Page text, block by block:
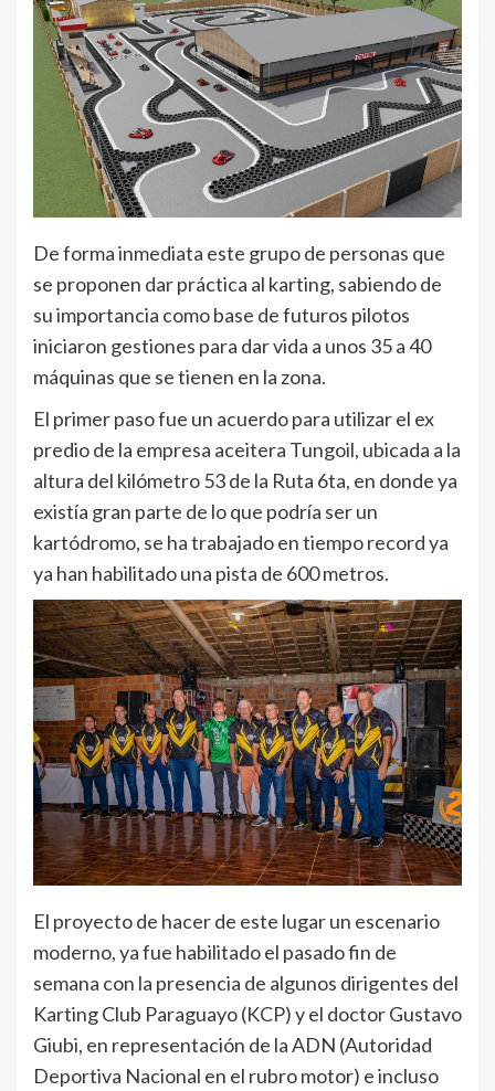
De forma inmediata este grupo de personas que
se proponen dar práctica al karting, sabiendo de
su importancia como base de futuros pilotos
iniciaron gestiones para dar vida a unos 35 a 40
máquinas que se tienen en la zona.
El primer paso fue un acuerdo para utilizar el ex
predio de la empresa aceitera Tungoil, ubicada a la
altura del kilómetro 53 de la Ruta 6ta, en donde ya
existía gran parte de lo que podría ser un
kartódromo, se ha trabajado en tiempo record ya
ya han habilitado una pista de 600 metros.
El proyecto de hacer de este lugar un escenario
moderno, ya fue habilitado el pasado fin de
semana con la presencia de algunos dirigentes del
Karting Club Paraguayo (KCP) y el doctor Gustavo
Giubi, en representación de la ADN (Autoridad
Deportiva Nacional en el rubro motor) e incluso